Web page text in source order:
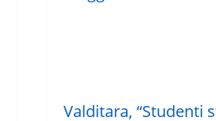
Valditara, “Studenti